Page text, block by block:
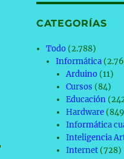
CATEGORÍAS
Todo (2.788)
Informática
Arduino(11)
Cursos (84)
Educación
Hardware
Informática
Inteligencia
Internet(728)